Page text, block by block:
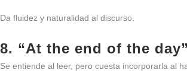
Da fluidez y naturalidad al discurso.
8. “At the end of the day”
Se entiende al leer, pero cuesta incorporarla al